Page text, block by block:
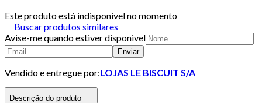
Este produto está indisponivel no momento
Buscar produtos similares
Avise-me quando estiver disponivel
Enviar
Vendido e entregue por:LOJAS LE BISCUIT S/A
Descrição do produto